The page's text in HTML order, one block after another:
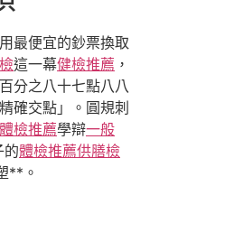
最便宜的鈔票換取
這一幕健檢推薦 ，
分之八十七點八八
確交點」。圓規刺
體檢推薦學辯一般
的體檢推薦供膳檢
**。